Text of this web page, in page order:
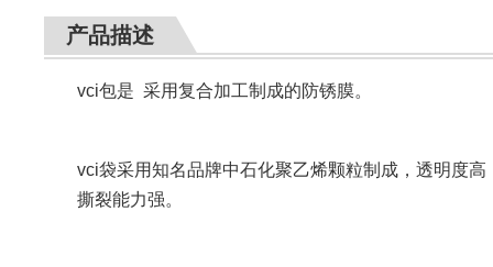
产品描述
vci包是 采用复合加工制成的防锈膜。
vci袋采用知名品牌中石化聚乙烯颗粒制成，透明度
撕裂能力强。